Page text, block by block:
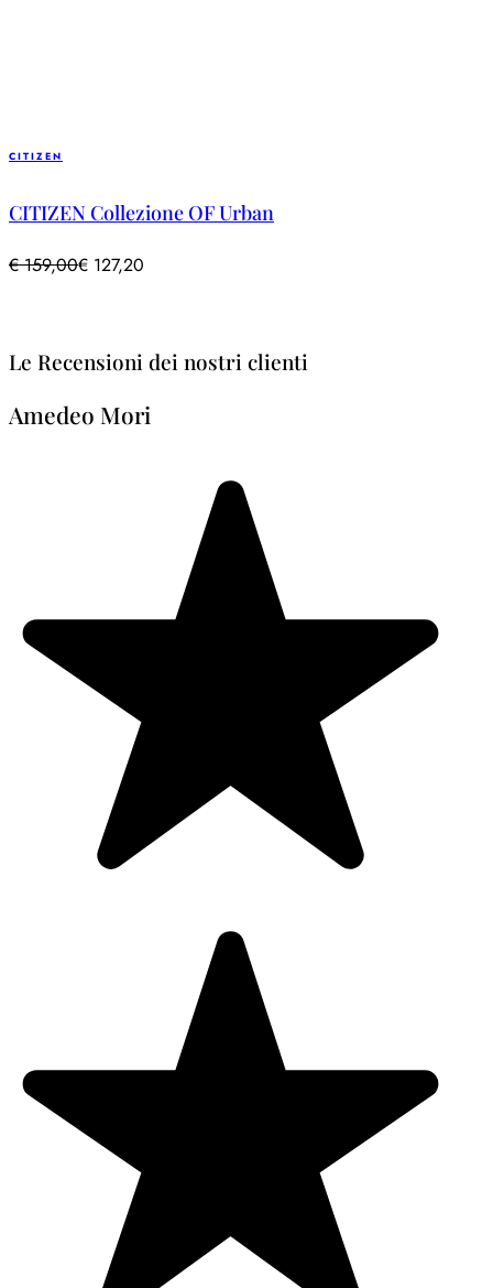
CITIZEN
CITIZEN Collezione OF Urban
€159,00€ 127,20
Le Recensioni dei nostri clienti
Amedeo Mori